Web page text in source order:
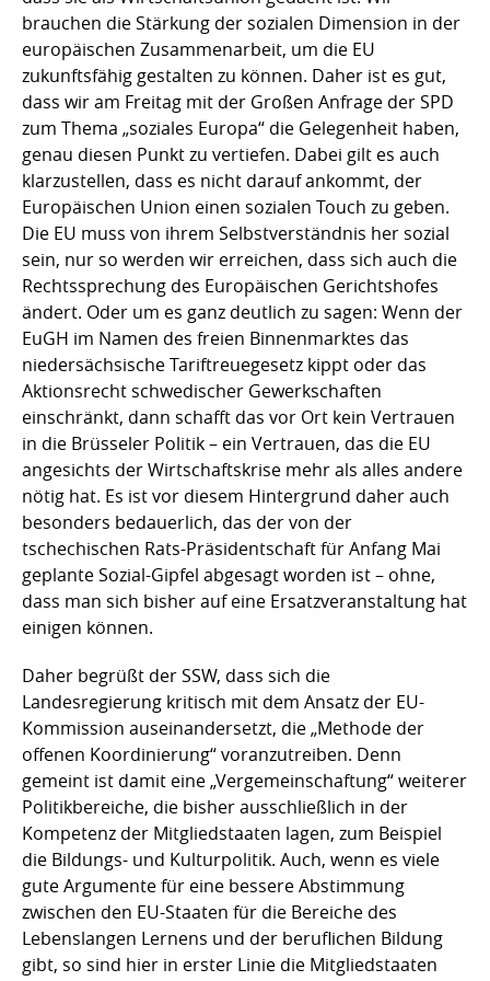
brauchen die Stärkung der sozialen Dimension in der
europäischen Zusammenarbeit, um die EU
zukunftsfähig gestalten zu können. Daher ist es gut,
dass wir am Freitag mit der Großen Anfrage der SPD
zum Thema „soziales Europa“ die Gelegenheit haben,
genau diesen Punkt zu vertiefen. Dabei gilt es auch
klarzustellen, dass es nicht darauf ankommt, der
Europäischen Union einen sozialen Touch zu geben.
Die EU muss von ihrem Selbstverständnis her sozial
sein, nur so werden wir erreichen, dass sich auch die
Rechtssprechung des Europäischen Gerichtshofes
ändert. Oder um es ganz deutlich zu sagen: Wenn der
EuGH im Namen des freien Binnenmarktes das
niedersächsische Tariftreuegesetz kippt oder das
Aktionsrecht schwedischer Gewerkschaften
einschränkt, dann schafft das vor Ort kein Vertrauen
in die Brüsseler Politik – ein Vertrauen, das die EU
angesichts der Wirtschaftskrise mehr als alles andere
nötig hat. Es ist vor diesem Hintergrund daher auch
besonders bedauerlich, das der von der
tschechischen Rats-Präsidentschaft für Anfang Mai
geplante Sozial-Gipfel abgesagt worden ist – ohne,
dass man sich bisher auf eine Ersatzveranstaltung hat
einigen können.
Daher begrüßt der SSW, dass sich die
Landesregierung kritisch mit dem Ansatz der EU-
Kommission auseinandersetzt, die „Methode der
offenen Koordinierung“ voranzutreiben. Denn
gemeint ist damit eine „Vergemeinschaftung“ weiterer
Politikbereiche, die bisher ausschließlich in der
Kompetenz der Mitgliedstaaten lagen, zum Beispiel
die Bildungs- und Kulturpolitik. Auch, wenn es viele
gute Argumente für eine bessere Abstimmung
zwischen den EU-Staaten für die Bereiche des
Lebenslangen Lernens und der beruflichen Bildung
gibt, so sind hier in erster Linie die Mitgliedstaaten